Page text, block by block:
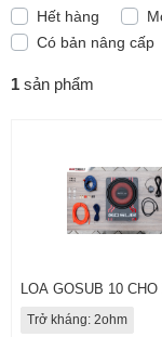
Hết hàng
Có bản nâng cấp
1 sản phẩm
LOA GOSUB 10
Trở kháng: 2ohm